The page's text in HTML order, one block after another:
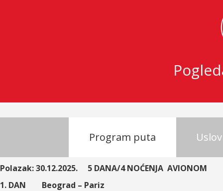
Program puta
Polazak: 30.12.2025. 5 DANA/4 NOĆENJA AVIONOM
1. DAN Beograd – Pariz